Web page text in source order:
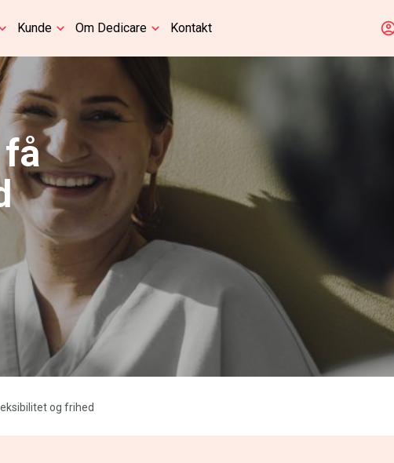
Kunde Om Dedicare Kontakt
og frihed